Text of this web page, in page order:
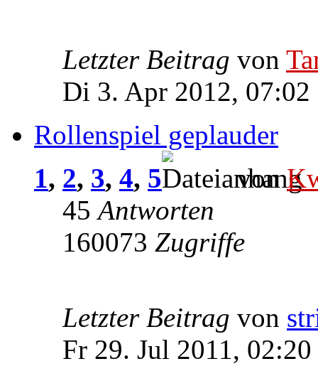
Letzter Beitrag von
Di 3. Apr 2012, 07:02
Rollenspiel geplauder
1, 2, 3, 4, 5 von
45Antworten
160073 Zugriffe
Letzter Beitrag von
Fr 29. Jul 2011, 02:20